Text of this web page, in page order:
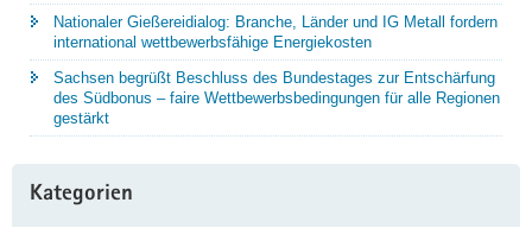
Nationaler Gießereidialog: Branche, Länder und IG Metall fordern
international wettbewerbsfähige Energiekosten
Sachsen begrüßt Beschluss des Bundestages zur Entschärfung
des Südbonus – faire Wettbewerbsbedingungen für alle Regionen
gestärkt
Kategorien